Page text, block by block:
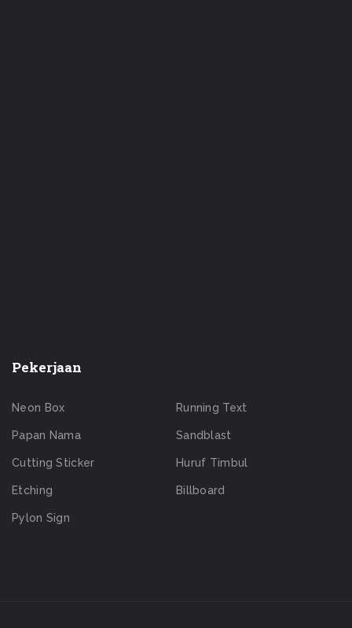
Pekerjaan
Neon Box
Papan Nama
Cutting Sticker
Etching
Pylon Sign
Running Text
Sandblast
Huruf Timbul
Billboard